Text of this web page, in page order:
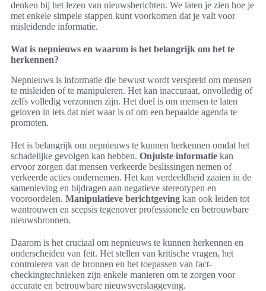
denken bij het lezen van nieuwsberichten. We laten je zien hoe je
met enkele simpele stappen kunt voorkomen dat je valt voor
misleidende informatie.
Wat is nepnieuws en waarom is het belangrijk om het te
herkennen?
Nepnieuws is informatie die bewust wordt verspreid om mensen
te misleiden of te manipuleren. Het kan inaccuraat, onvolledig of
zelfs volledig verzonnen zijn. Het doel is om mensen te laten
geloven in iets dat niet waar is of om een bepaalde agenda te
promoten.
Het is belangrijk om nepnieuws te kunnen herkennen omdat het
schadelijke gevolgen kan hebben. Onjuiste informatie kan
ervoor zorgen dat mensen verkeerde beslissingen nemen of
verkeerde acties ondernemen. Het kan verdeeldheid zaaien in de
samenleving en bijdragen aan negatieve stereotypen en
vooroordelen. Manipulatieve berichtgeving kan ook leiden tot
wantrouwen en scepsis tegenover professionele en betrouwbare
nieuwsbronnen.
Daarom is het cruciaal om nepnieuws te kunnen herkennen en
onderscheiden van feit. Het stellen van kritische vragen, het
controleren van de bronnen en het toepassen van fact-
checkingtechnieken zijn enkele manieren om te zorgen voor
accurate en betrouwbare nieuwsverslaggeving.